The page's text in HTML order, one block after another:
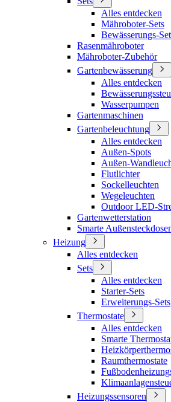
Alles entdecken
Mähroboter-Sets
Bewässerungs-
Rasenmähroboter
Mähroboter-Zubehör
Gartenbewässerung
Alles entdecken
Wasserpumpen
Gartenmaschinen
Gartenbeleuchtung
Alles entdecken
Außen-Spots
Außen-
Flutlichter
Sockelleuchten
Wegeleuchten
Outdoor LED-
Gartenwetterstation
Smarte
Heizung
Alles entdecken
Sets
Alles entdecken
Starter-Sets
Erweiterungs-Sets
Thermostate
Alles entdecken
Smarte
Raumthermostate
Heizungssensoren